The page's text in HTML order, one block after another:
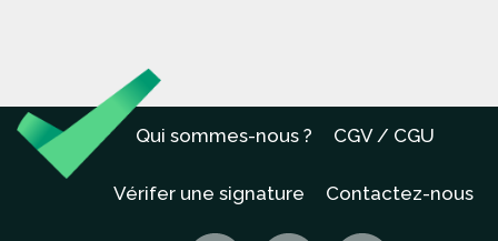
Qui sommes-nous ? CGV / CGU
Vérifer une signature Contactez-nous